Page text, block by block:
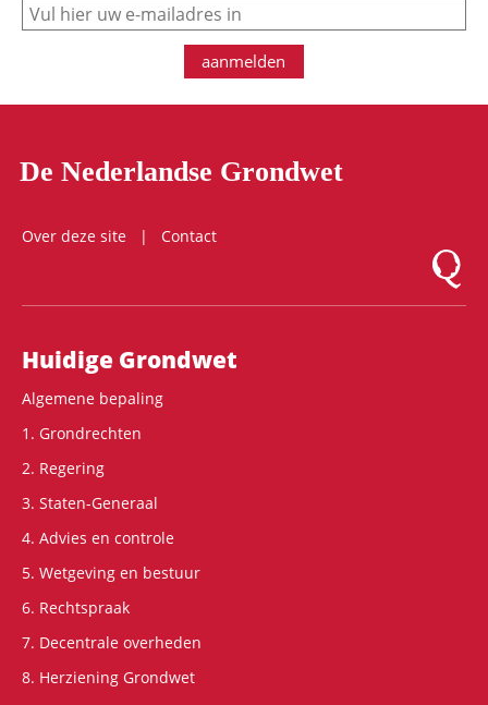
e-mail
aanmelden
De Nederlandse Grondwet
Over deze site
Contact
Logo
Hoofdnavigatie
Huidige Grondwet
Algemene bepaling
1. Grondrechten
2. Regering
3. Staten-Generaal
4. Advies en controle
5. Wetgeving en bestuur
6. Rechtspraak
7. Decentrale overheden
8. Herziening Grondwet